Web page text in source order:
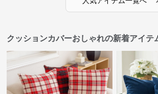
クッションカバーおしゃれの新着アイテ